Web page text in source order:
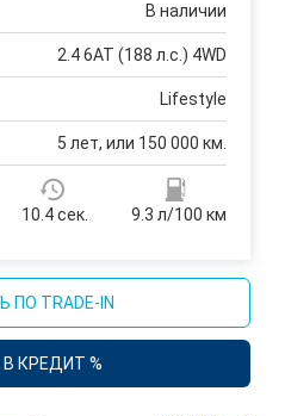
В наличии
2.4 6АТ (188 л.с.) 4WD
Lifestyle
5 лет, или 150 000 км.
10.4 сек. 9.3 л/100 км
КРЕДИТ %
TRADE-IN